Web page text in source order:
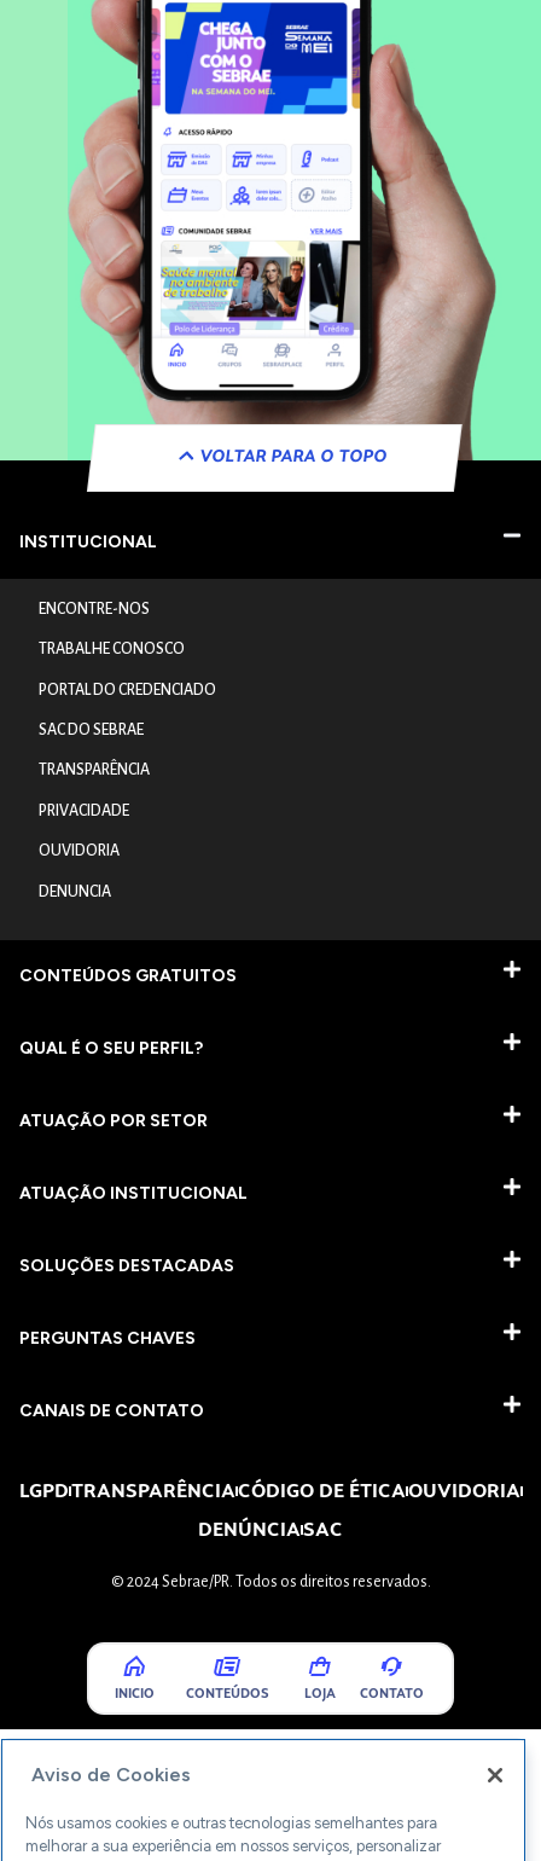
VOLTAR PARA O TOPO
INSTITUCIONAL
ENCONTRE-NOS
TRABALHE CONOSCO
PORTAL DO CREDENCIADO
SAC DO SEBRAE
TRANSPARÊNCIA
PRIVACIDADE
OUVIDORIA
DENUNCIA
CONTEÚDOS GRATUITOS
QUAL É O SEU PERFIL?
ATUAÇÃO POR SETOR
ATUAÇÃO INSTITUCIONAL
SOLUÇÕES DESTACADAS
PERGUNTAS CHAVES​
CANAIS DE CONTATO
LGPDTRANSPARÊNCIACÓDIGO DE ÉTICAOUVIDORIA
DENÚNCIASAC
© 2024 Sebrae/PR. Todos os direitos reservados.
INICIO CONTEÚDOS LOJA CONTATO
Aviso de Cookies
Nós usamos cookies e outras tecnologias semelhantes para
melhorar a sua experiência em nossos serviços, personalizar